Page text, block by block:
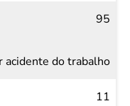
95
do trabalho
11